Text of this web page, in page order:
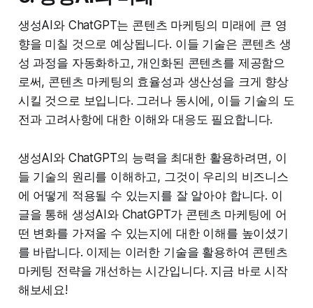
생성AI와 ChatGPT는 콘텐츠 마케팅의 미래에 큰 영
향을 미칠 것으로 예상됩니다. 이들 기술은 콘텐츠 생
성 과정을 자동화하고, 개인화된 콘텐츠를 제공함으
로써, 콘텐츠 마케팅의 효율성과 생산성을 크게 향상
시킬 것으로 보입니다. 그러나 동시에, 이들 기술의 도
전과 고려사항에 대한 이해와 대응도 필요합니다.
생성AI와 ChatGPT의 능력을 최대한 활용하려면, 이
들 기술의 원리를 이해하고, 그것이 우리의 비즈니스
에 어떻게 적용될 수 있는지를 잘 알아야 합니다. 이
글을 통해 생성AI와 ChatGPT가 콘텐츠 마케팅에 어
떤 변화를 가져올 수 있는지에 대한 이해를 높이셨기
를 바랍니다. 이제는 이러한 기술을 활용하여 콘텐츠
마케팅 전략을 개선하는 시간입니다. 지금 바로 시작
해보세요!